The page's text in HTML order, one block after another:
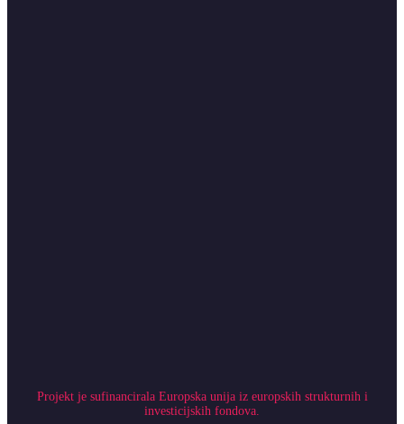
Projekt je sufinancirala Europska unija iz europskih strukturnih i
investicijskih fondova.